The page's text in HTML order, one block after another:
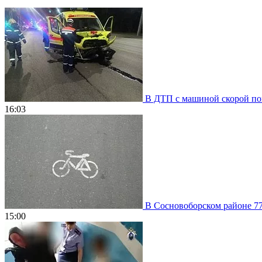
В ДТП с машиной скорой
16:03
В Сосновоборском районе
15:00